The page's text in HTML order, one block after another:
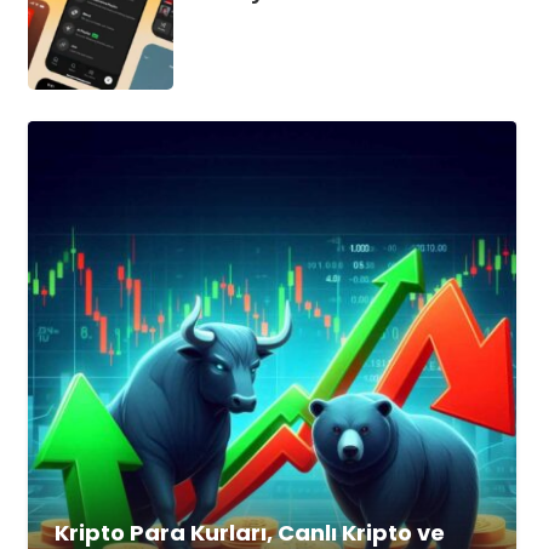
Kripto Para Kurları, Canlı Kripto ve